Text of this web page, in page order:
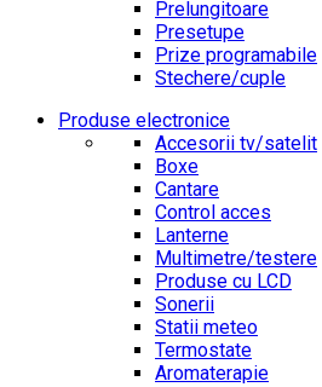
Prelungitoare
Presetupe
Prize programabile
Stechere/cuple
Produse electronice
Accesorii tv/satelit
Boxe
Cantare
Control acces
Lanterne
Multimetre/testere
Produse cu LCD
Sonerii
Statii meteo
Termostate
Aromaterapie